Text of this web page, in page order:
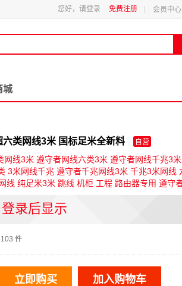
您好，请登录 免费注册 会员中心
城
六类网线3米 国标足米全新料 自营
网线3米 遵守者网线六类3米 遵守者网线千兆3
3米网线千兆 遵守者千兆网线3米 千兆3米网线
线 纯足米3米 跳线 机柜 工程 路由器专用 遵守
登录后显示
件
立即购买 加入购物车